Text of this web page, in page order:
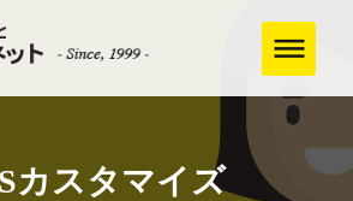
カスタマイズ